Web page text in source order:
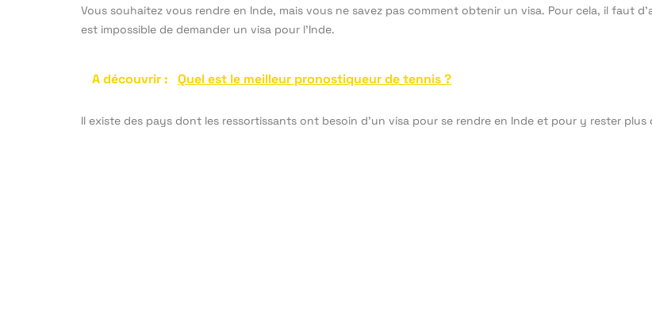
Vous souhaitez vous rendre en Inde, mais vous ne savez pas comment obtenir un visa. Pour cela, il faut
est impossible de demander un visa pour l’Inde.
A découvrir : Quel est le meilleur pronostiqueur de tennis ?
Il existe des pays dont les ressortissants ont besoin d’un visa pour se rendre en Inde et pour y rester plus